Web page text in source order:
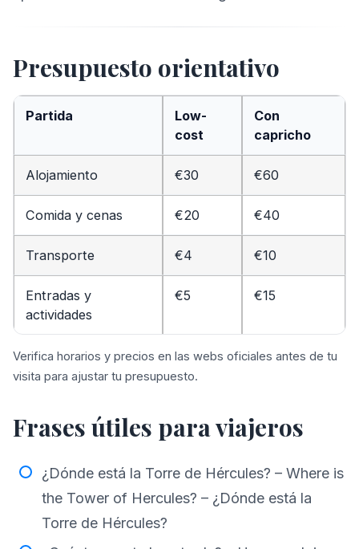
Presupuesto orientativo
Partida
Low-
cost
Con
capricho
Alojamiento €30 €60
Comida y cenas €20 €40
Transporte €4 €10
Entradas y
actividades
€5 €15
Verifica horarios y precios en las webs oficiales antes de tu
visita para ajustar tu presupuesto.
Frases útiles para viajeros
¿Dónde está la Torre de Hércules? – Where is
the Tower of Hercules? – ¿Dónde está la
Torre de Hércules?